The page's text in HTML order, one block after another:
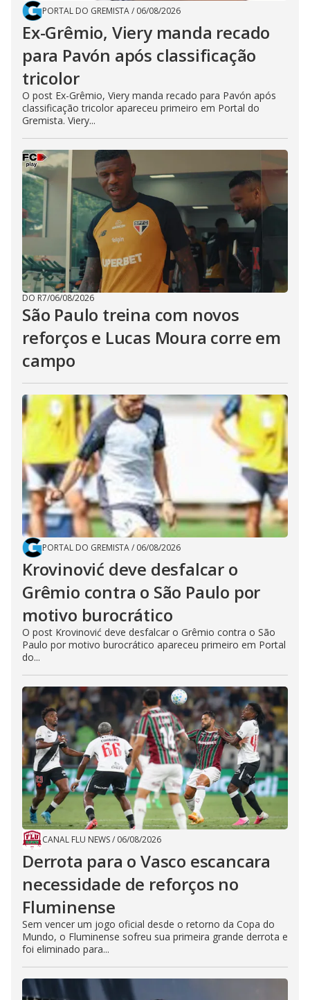
PORTAL DO GREMISTA/ 06/08/2026
Ex-Grêmio, Viery manda recado
para Pavón após classificação
tricolor
O post Ex-Grêmio, Viery manda recado para Pavón após
classificação tricolor apareceu primeiro em Portal do
Gremista. Viery...
DO R7/06/08/2026
São Paulo treina com novos
reforços e Lucas Moura corre em
campo
PORTAL DO GREMISTA/ 06/08/2026
Krovinović deve desfalcar o
Grêmio contra o São Paulo por
motivo burocrático
O post Krovinović deve desfalcar o Grêmio contra o São
Paulo por motivo burocrático apareceu primeiro em Portal
do...
CANAL FLU NEWS/ 06/08/2026
Derrota para o Vasco escancara
necessidade de reforços no
Fluminense
Sem vencer um jogo oficial desde o retorno da Copa do
Mundo, o Fluminense sofreu sua primeira grande derrota e
foi eliminado para...